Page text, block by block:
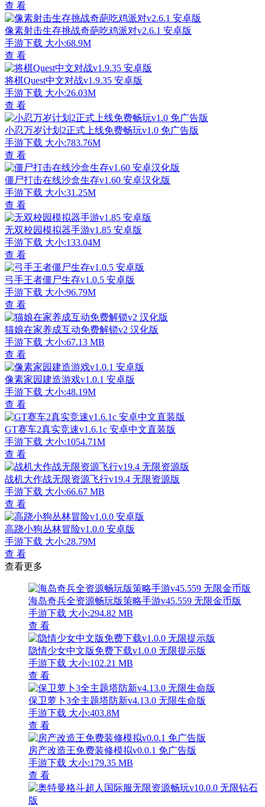
查 看
像素射击生存挑战奇葩吃鸡派对v2.6.1 安卓版
手游下载 大小:68.9M
查 看
将棋Quest中文对战v1.9.35 安卓版
手游下载 大小:26.03M
查 看
小忍万岁计划2正式上线免费畅玩v1.0 免广告版
手游下载 大小:783.76M
查 看
僵尸打击在线沙盒生存v1.60 安卓汉化版
手游下载 大小:31.25M
查 看
无双校园模拟器手游v1.85 安卓版
手游下载 大小:133.04M
查 看
弓手王者僵尸生存v1.0.5 安卓版
手游下载 大小:96.79M
查 看
猫娘在家养成互动免费解锁v2 汉化版
手游下载 大小:67.13 MB
查 看
像素家园建造游戏v1.0.1 安卓版
手游下载 大小:48.19M
查 看
GT赛车2真实竞速v1.6.1c 安卓中文直装版
手游下载 大小:1054.71M
查 看
战机大作战无限资源飞行v19.4 无限资源版
手游下载 大小:66.67 MB
查 看
高跷小狗丛林冒险v1.0.0 安卓版
手游下载 大小:28.79M
查 看
查看更多
海岛奇兵全资源畅玩版策略手游v45.559 无限金币版
手游下载 大小:294.82 MB
查 看
隐情少女中文版免费下载v1.0.0 无限提示版
手游下载 大小:102.21 MB
查 看
保卫萝卜3全主题塔防新v4.13.0 无限生命版
手游下载 大小:403.8M
查 看
房产改造王免费装修模拟v0.0.1 免广告版
手游下载 大小:179.35 MB
查 看